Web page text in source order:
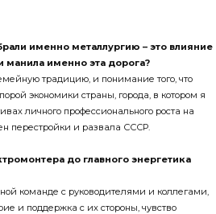
именно металлургию – это влияние
манила именно эта дорога?
традицию, и понимание того, что
экономики страны, города, в котором я
личного профессионального роста на
перестройки и развала СССР.
до главного энергетика
команде с руководителями и коллегами,
и поддержка с их стороны, чувство